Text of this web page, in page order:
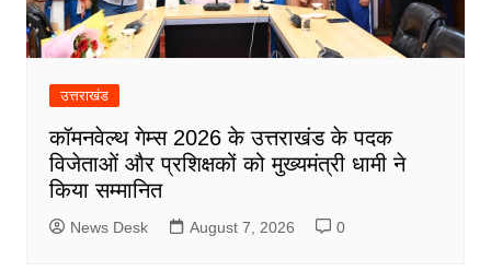
उत्तराखंड
कॉमनवेल्थ गेम्स 2026 के उत्तराखंड के पदक
विजेताओं और प्रशिक्षकों को मुख्यमंत्री धामी ने
किया सम्मानित
News Desk August 7, 2026 0